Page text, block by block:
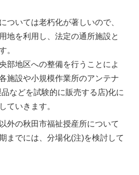
ついては老朽化が著しいので、
地を利用し、法定の通所施設と
。
部地区への整備を行うことによ
施設や小規模作業所のアンテナ
などを試験的に販売する店)化に
ていきます。
外の秋田市福祉授産所について
までには、分場化(注)を検討して